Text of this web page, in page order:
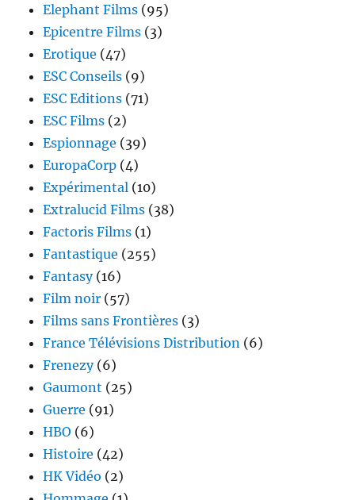
Elephant Films (95)
Epicentre Films (3)
Erotique (47)
ESC Conseils (9)
ESC Editions (71)
ESC Films (2)
Espionnage (39)
EuropaCorp (4)
Expérimental (10)
Extralucid Films (38)
Factoris Films (1)
Fantastique (255)
Fantasy(16)
Film noir (57)
Films sans Frontières (3)
France Télévisions Distribution (6)
Frenezy(6)
Gaumont (25)
Guerre (91)
HBO (6)
Histoire (42)
HK Vidéo (2)